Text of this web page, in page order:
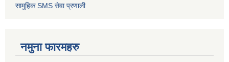
सामुहिकSMS सेवाप्रणाली
नमुना फारमहरु